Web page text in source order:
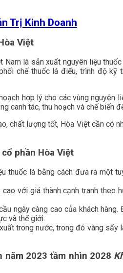
Trị Kinh Doanh
Việt
là sản xuất nguyên liệu
chế thuốc lá điếu, trình độ
hợp lý cho các vùng
canh tác, thu hoạch và chế biến
chất lượng tốt, Hòa Việt cần có
phần Hòa Việt
thuốc lá bằng cách đưa ra một
với giá thành cạnh tranh theo
ngày càng cao của khách
và thế giới.
trong nước, trong đó vàng
năm 2023 tầm nhìn 2028